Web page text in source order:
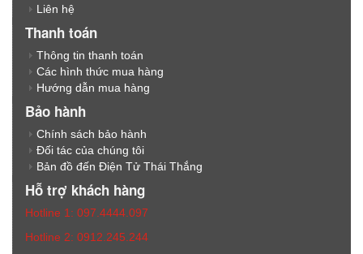
Liên hệ
Thanh toán
Thông tin thanh toán
Các hình thức mua hàng
Hướng dẫn mua hàng
Bảo hành
Chính sách bảo hành
Đối tác của chúng tôi
Bản đồ đến Điện Tử Thái Thắng
Hỗ trợ khách hàng
Hotline 1: 097.4444.097
Hotline 2: 0912.245.244